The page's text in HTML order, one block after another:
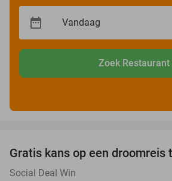
Zoek Restaurant
Gratis kans op een droomreis
Social Deal Win